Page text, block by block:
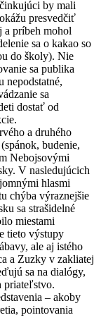
by mali
presvedčiť
a príbeh mohol
sa o kakao so
do školy). Nie
sa publika
nepodstatné,
sa
dostať od
a druhého
budenie,
Nebojsovými
V nasledujúcich
hlasmi
chýba výraznejšie
sa strašidelné
miestami
tieto výstupy
ale aj istého
a Zuzky v zakliatej
sa na dialógy,
priateľstvo.
– akoby
pointovania